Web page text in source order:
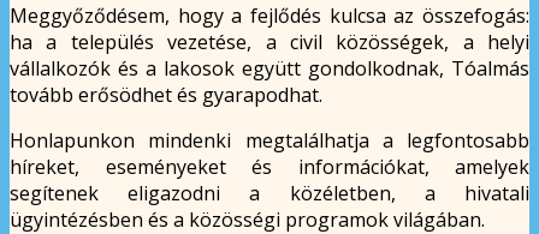
Meggyőződésem, hogy a fejlődés kulcsa az összefogás:
ha a település vezetése, a civil közösségek, a helyi
vállalkozók és a lakosok együtt gondolkodnak, Tóalmás
tovább erősödhet és gyarapodhat.
Honlapunkon mindenki megtalálhatja a legfontosabb
híreket, eseményeket és információkat, amelyek
segítenek eligazodni a közéletben, a hivatali
ügyintézésben és a közösségi programok világában.